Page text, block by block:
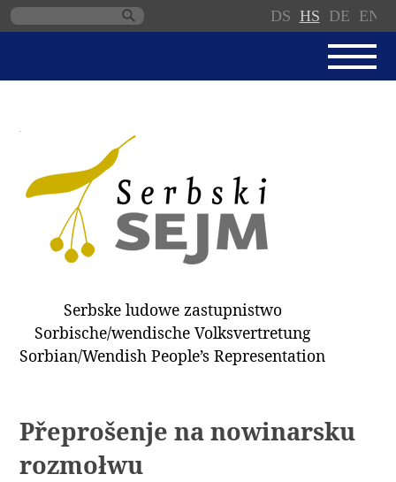
DS HS DE EN
SERBSKI SEJM
JEDNANSKI PORJAD
PROTOKOLE / WOBZAMKNJENJA
DARY
ZAPÓSŁANCY
WUBĚRKI
Serbske ludowe zastupnistwo
Sorbische/wendische Volksvertretung
Sorbian/Wendish People’s Representation
Přeprošenje na nowinarsku
rozmołwu